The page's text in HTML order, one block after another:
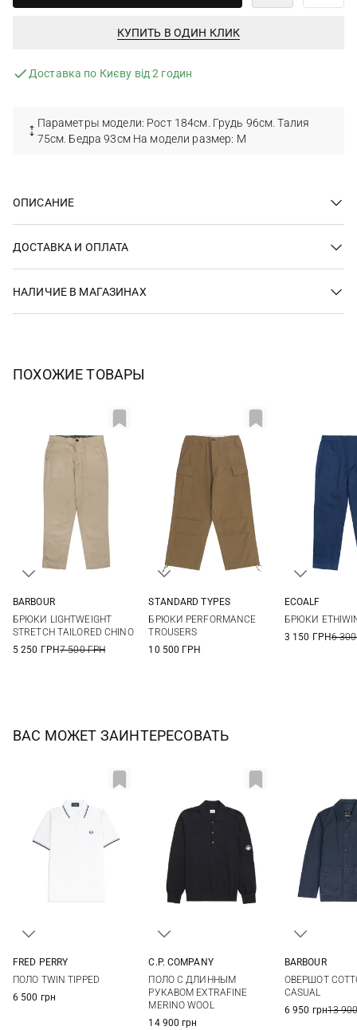
КУПИТЬ В ОДИН КЛИК
Доставка по Києву від 2 годин
Параметры модели: Рост 184см. Грудь 96см. Талия
75см. Бедра 93см На модели размер: M
ОПИСАНИЕ
ДОСТАВКА И ОПЛАТА
НАЛИЧИЕ В МАГАЗИНАХ
ПОХОЖИЕ ТОВАРЫ
38
40
BARBOUR
БРЮКИ LIGHTWEIGHT
STRETCH TAILORED CHINO
5 250 ГРН7 500 ГРН
STANDARD TYPES
БРЮКИ PERFORMANCE
TROUSERS
10 500 ГРН
ECOALF
БРЮКИ
3 150 ГРН6
ВАС МОЖЕТ ЗАИНТЕРЕСОВАТЬ
FRED PERRY
ПОЛО TWIN TIPPED
6 500 грн
3XL
C.P. COMPANY
ПОЛО С ДЛИННЫМ
РУКАВОМ EXTRAFINE
MERINO WOOL
14 900 грн
BARBOUR
ОВЕРШОТ
CASUAL
6 950 грн13